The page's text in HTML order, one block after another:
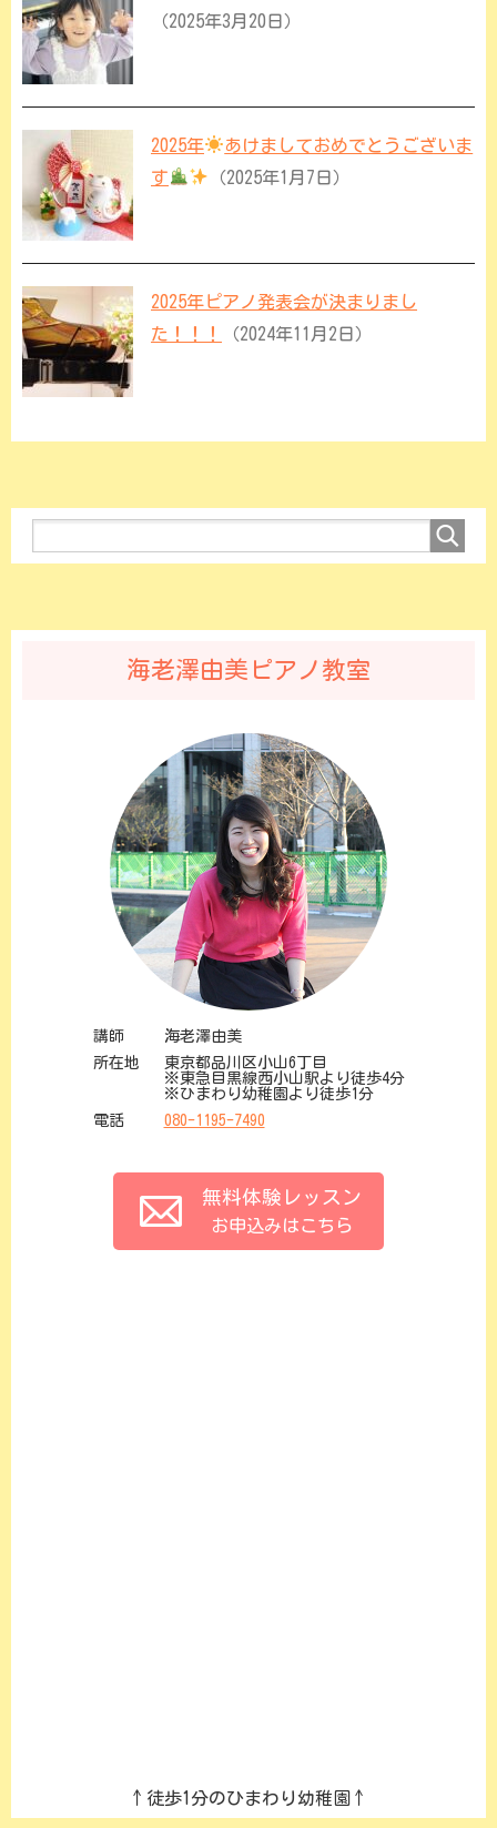
（2025年3月20日）
2025年
あけましておめでとうございま
す
（2025年1月7日）
2025年ピアノ発表会が決まりまし
た！！！
（2024年11月2日）
海老澤由美ピアノ教室
講師
海老澤由美
所在地
東京都品川区小山6丁目
※東急目黒線西小山駅より徒歩4分
※ひまわり幼稚園より徒歩1分
電話
080-1195-7490
無料体験レッスン
お申込みはこちら
↑徒歩1分のひまわり幼稚園↑